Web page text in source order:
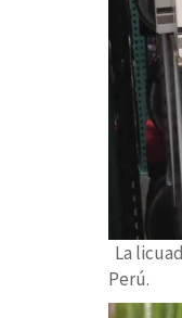
La
Perú.